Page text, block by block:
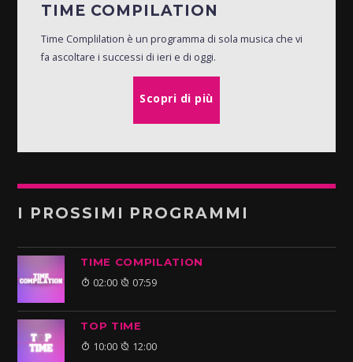
TIME COMPILATION
Time Complilation è un programma di sola musica che vi
fa ascoltare i successi di ieri e di oggi.
Scopri di più
I PROSSIMI PROGRAMMI
TIME COMPILATION
02:00 07:59
TOP TIME
10:00 12:00